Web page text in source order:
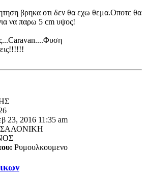
βρηκα οτι δεν θα εχω θεμα.Οποτε θα
να παρω 5 cm υψος!
23, 2016 11:35 am
Ρυμουλκουμενο